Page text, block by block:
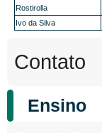
Rostirolla
Ivo da Silva
Contato
Ensino